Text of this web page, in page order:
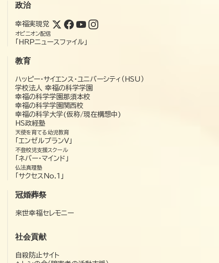
政治
幸福実現党
オピニオン配信
「HRPニュースファイル」
教育
ハッピー・サイエンス・ユニバーシティ（HSU）
学校法人 幸福の科学学園
幸福の科学学園那須本校
幸福の科学学園関西校
幸福の科学大学(仮称/現在構想中)
HS政経塾
天使を育てる幼児教育
「エンゼルプランV」
不登校児支援スクール
「ネバー・マインド」
仏法真理塾
「サクセスNo.1」
冠婚葬祭
来世幸福セレモニー
社会貢献
自殺防止サイト